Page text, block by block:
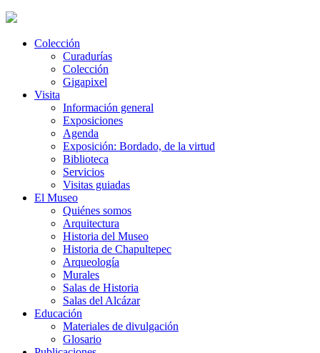
Colección
Curadurías
Colección
Gigapixel
Visita
Información general
Exposiciones
Agenda
Exposición: Bordado, de la virtud
Biblioteca
Servicios
Visitas guiadas
El Museo
Quiénes somos
Arquitectura
Historia del Museo
Historia de Chapultepec
Arqueología
Murales
Salas de Historia
Salas del Alcázar
Educación
Materiales de divulgación
Glosario